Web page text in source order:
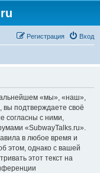
Вход
Регистрация
«мы», «наш»,
вы подтверждаете своё
согласны с ними,
«SubwayTalks.ru».
в любое время и
этом, однако с вашей
этот текст на